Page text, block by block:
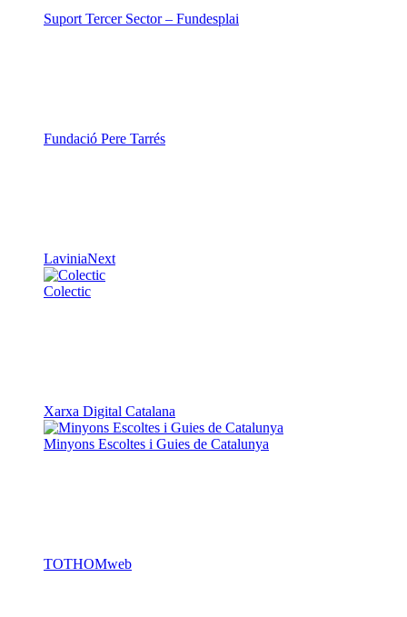
Suport Tercer Sector – Fundesplai
Fundació Pere Tarrés
LaviniaNext
Colectic
Xarxa Digital Catalana
Minyons Escoltes i Guies de Catalunya
TOTHOMweb